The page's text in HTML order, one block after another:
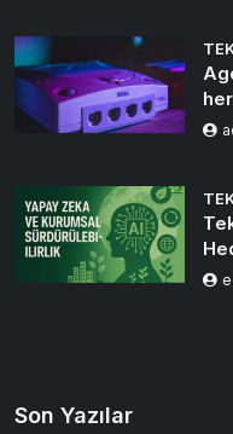
Son Yazılar